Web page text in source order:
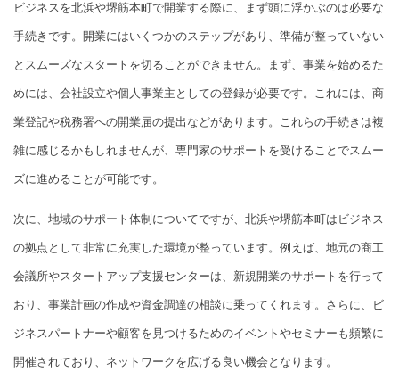
ビジネスを北浜や堺筋本町で開業する際に、まず頭に浮かぶのは必要な
手続きです。開業にはいくつかのステップがあり、準備が整っていない
とスムーズなスタートを切ることができません。まず、事業を始めるた
めには、会社設立や個人事業主としての登録が必要です。これには、商
業登記や税務署への開業届の提出などがあります。これらの手続きは複
雑に感じるかもしれませんが、専門家のサポートを受けることでスムー
ズに進めることが可能です。
次に、地域のサポート体制についてですが、北浜や堺筋本町はビジネス
の拠点として非常に充実した環境が整っています。例えば、地元の商工
会議所やスタートアップ支援センターは、新規開業のサポートを行って
おり、事業計画の作成や資金調達の相談に乗ってくれます。さらに、ビ
ジネスパートナーや顧客を見つけるためのイベントやセミナーも頻繁に
開催されており、ネットワークを広げる良い機会となります。